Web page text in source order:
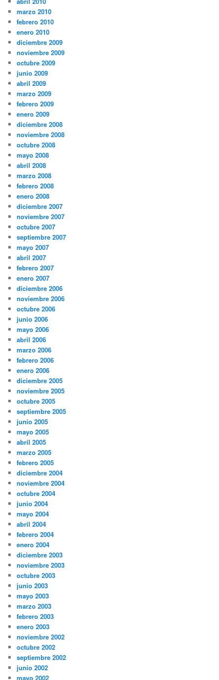
marzo 2010
febrero 2010
enero 2010
diciembre 2009
noviembre 2009
octubre 2009
junio 2009
abril 2009
marzo 2009
febrero 2009
enero 2009
diciembre 2008
noviembre 2008
octubre 2008
mayo 2008
abril 2008
marzo 2008
febrero 2008
enero 2008
diciembre 2007
noviembre 2007
octubre 2007
septiembre 2007
mayo 2007
abril 2007
febrero 2007
enero 2007
diciembre 2006
noviembre 2006
octubre 2006
junio 2006
mayo 2006
abril 2006
marzo 2006
febrero 2006
enero 2006
diciembre 2005
noviembre 2005
octubre 2005
septiembre 2005
junio 2005
mayo 2005
abril 2005
marzo 2005
febrero 2005
diciembre 2004
noviembre 2004
octubre 2004
junio 2004
mayo 2004
abril 2004
febrero 2004
enero 2004
diciembre 2003
noviembre 2003
octubre 2003
junio 2003
mayo 2003
marzo 2003
febrero 2003
enero 2003
noviembre 2002
octubre 2002
septiembre 2002
junio 2002
mayo 2002